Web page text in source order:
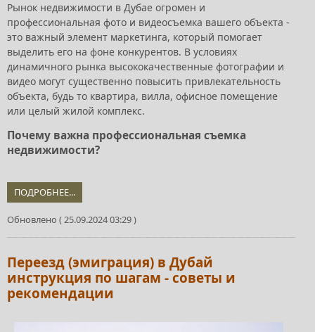
Рынок недвижимости в Дубае огромен и
профессиональная фото и видеосъемка вашего объекта -
это важный элемент маркетинга, который помогает
выделить его на фоне конкурентов. В условиях
динамичного рынка высококачественные фотографии и
видео могут существенно повысить привлекательность
объекта, будь то квартира, вилла, офисное помещение
или целый жилой комплекс.
Почему важна профессиональная съемка
недвижимости?
ПОДРОБНЕЕ...
Обновлено ( 25.09.2024 03:29 )
Переезд (эмиграция) в Дубай
инструкция по шагам - советы и
рекомендации